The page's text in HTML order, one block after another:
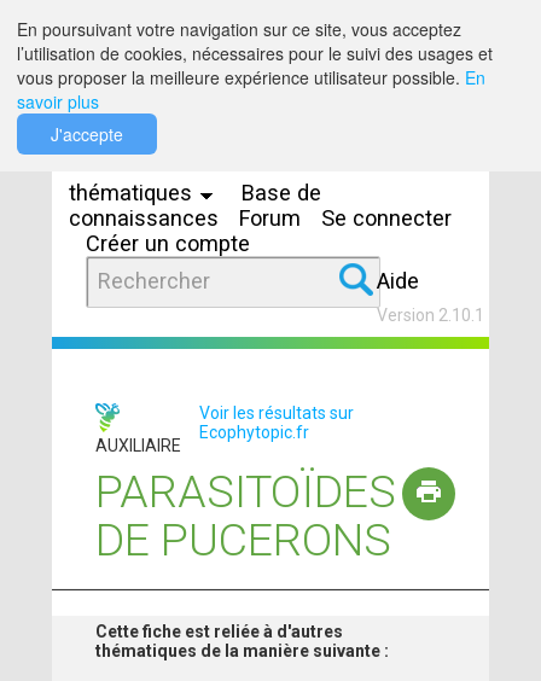
thématiques
Base de
connaissances
Forum
Se connecter
Créer un compte
Aide
Version 2.10.1
AUXILIAIRE
Voir les résultats sur
Ecophytopic.fr
PARASITOÏDES
DE PUCERONS
Cette fiche est reliée à d'autres
thématiques de la manière suivante :
En poursuivant votre navigation sur ce site, vous acceptez
l’utilisation de cookies, nécessaires pour le suivi des usages et
vous proposer la meilleure expérience utilisateur possible. En
savoir plus
J'accepte